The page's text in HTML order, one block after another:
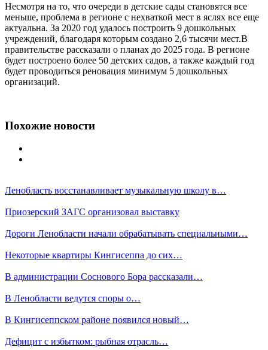
Несмотря на то, что очереди в детские сады становятся все
меньше, проблема в регионе с нехваткой мест в яслях все еще
актуальна. За 2020 год удалось построить 9 дошкольных
учреждений, благодаря которым создано 2,6 тысячи мест.В
правительстве рассказали о планах до 2025 года. В регионе
будет построено более 50 детских садов, а также каждый год
будет проводиться реновация минимум 5 дошкольных
организаций.
Похожие новости
Ленобласть восстанавливает музыкальную школу в…
Приозерский ЗАГС организовал выставку
Дороги Ленобласти начали обрабатывать специальными…
Некоторые квартиры Кингисеппа до сих…
В администрации Соснового Бора рассказали…
В Ленобласти ведутся споры о…
В Кингисеппском районе появился новый…
Дефицит с избытком: рыбная отрасль…